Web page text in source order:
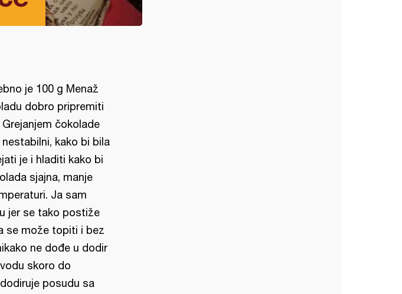
je 100 g Menaž
dobro pripremiti
čokolade
kako bi bila
je i hladiti kako bi
sjajna, manje
Ja sam
jer se tako postiže
se može topiti i bez
ne dođe u dodir
skoro do
posudu sa